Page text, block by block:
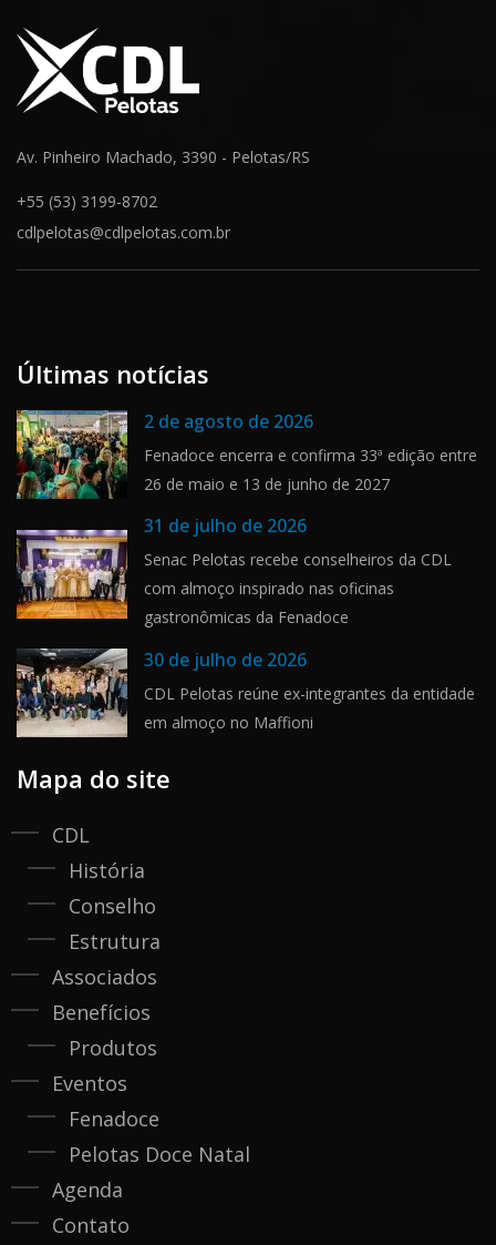
Av. Pinheiro Machado, 3390 - Pelotas/RS
+55 (53) 3199-8702
cdlpelotas@cdlpelotas.com.br
Últimas notícias
2 de agosto de 2026
Fenadoce encerra e confirma 33ª edição entre
26 de maio e 13 de junho de 2027
31 de julho de 2026
Senac Pelotas recebe conselheiros da CDL
com almoço inspirado nas oficinas
gastronômicas da Fenadoce
30 de julho de 2026
CDL Pelotas reúne ex-integrantes da entidade
em almoço no Maffioni
Mapa do site
CDL
História
Conselho
Estrutura
Associados
Benefícios
Produtos
Eventos
Fenadoce
Pelotas Doce Natal
Agenda
Contato